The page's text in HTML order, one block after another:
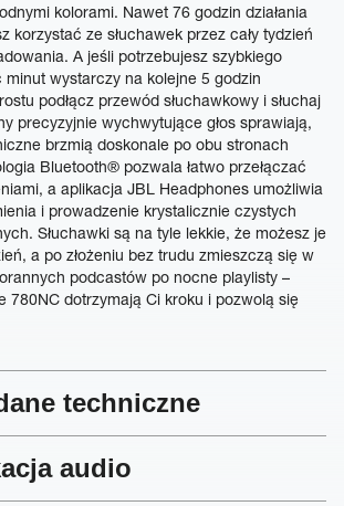
kolorami. Nawet 76 godzin działania
korzystać ze słuchawek przez cały tydzień
A jeśli potrzebujesz szybkiego
minut wystarczy na kolejne 5 godzin
podłącz przewód słuchawkowy i słuchaj
precyzyjnie wychwytujące głos sprawiają,
brzmią doskonale po obu stronach
Bluetooth® pozwala łatwo przełączać
a aplikacja JBL Headphones umożliwia
i prowadzenie krystalicznie czystych
Słuchawki są na tyle lekkie, że możesz je
a po złożeniu bez trudu zmieszczą się w
podcastów po nocne playlisty –
780NC dotrzymają Ci kroku i pozwolą się
techniczne
audio